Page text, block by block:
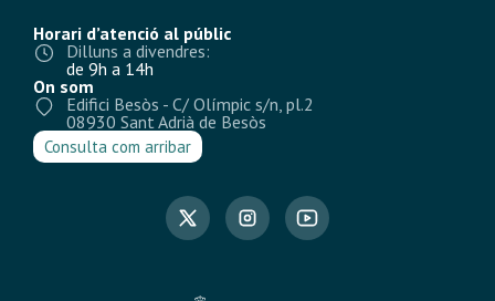
Horari d’atenció al públic
Dilluns a divendres:
de 9h a 14h
On som
Edifici Besòs - C/ Olímpic s/n, pl.2
08930 Sant Adrià de Besòs
Consulta com arribar